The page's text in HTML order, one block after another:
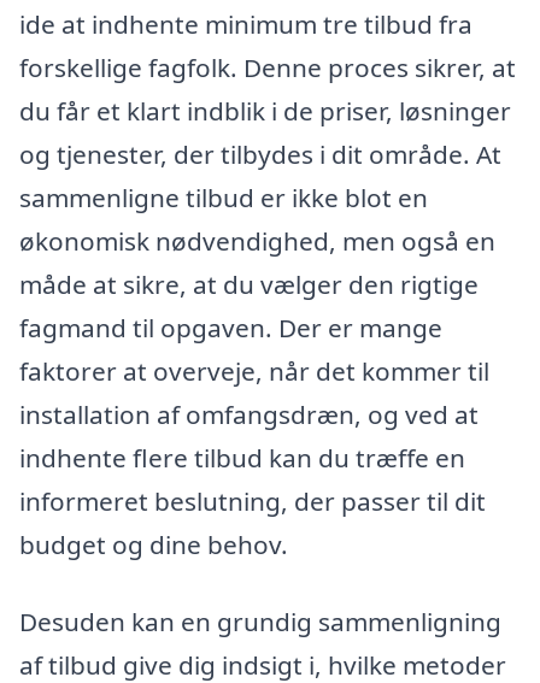
ide at indhente minimum tre tilbud fra
forskellige fagfolk. Denne proces sikrer, at
du får et klart indblik i de priser, løsninger
og tjenester, der tilbydes i dit område. At
sammenligne tilbud er ikke blot en
økonomisk nødvendighed, men også en
måde at sikre, at du vælger den rigtige
fagmand til opgaven. Der er mange
faktorer at overveje, når det kommer til
installation af omfangsdræn, og ved at
indhente flere tilbud kan du træffe en
informeret beslutning, der passer til dit
budget og dine behov.
Desuden kan en grundig sammenligning
af tilbud give dig indsigt i, hvilke metoder